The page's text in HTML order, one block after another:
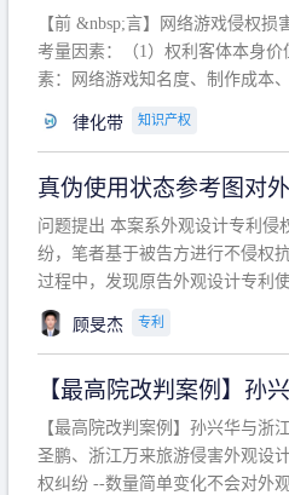
作狭义解释，一般情况下，只要
有的、在本专利申请日之
【前 &nbsp;言】网络游戏侵权损
考量因素：（1）权利客体本身价
素：网络游戏知名度、制作成本
利角度因素：被诉侵权游戏销售数
人数、活跃人数、市场占用率；
告主观因素：被告的主观恶意、是
知或应知、是否有
律化带 知识产权
真伪使用状态参考图对
的影响
问题提出 本案系外观设计专利侵
纷，笔者基于被告方进行不侵权
过程中，发现原告外观设计专利
态参考图中的外观设计与被告涉案
的视觉效果存在显著区别。故就使
保护范围确定进行了研究，将办
与研究过程记录如下： 简要结论： 笔者
提出使用状态参考图应以
顾旻杰 专利
【最高院改判案例】孙
浙江万来旅游侵害外观
【最高院改判案例】孙兴华与浙
圣鹏、浙江万来旅游侵害外观设
权纠纷 --数量简单变化不会对外